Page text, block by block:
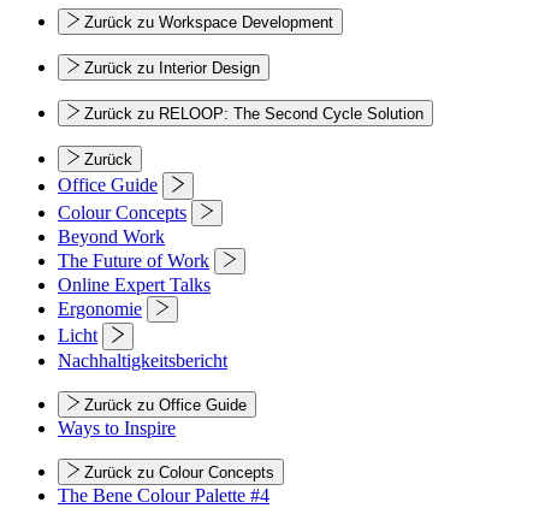
Zurück zu Workspace Development
Zurück zu Interior Design
Zurück zu RELOOP: The Second Cycle Solution
Zurück
Office Guide
Colour Concepts
Beyond Work
The Future of Work
Online Expert Talks
Ergonomie
Licht
Nachhaltigkeitsbericht
Zurück zu Office Guide
Ways to Inspire
Zurück zu Colour Concepts
The Bene Colour Palette #4